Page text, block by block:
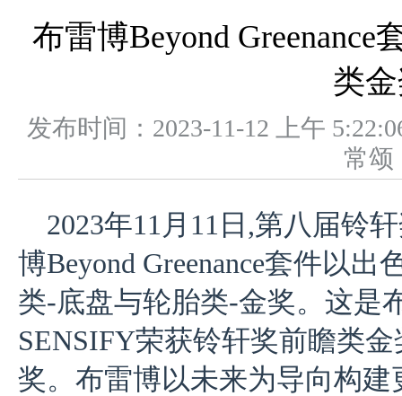
布雷博Beyond
类
发布时间：2023-11-12 上午
常
2023年11月11日,第八届铃
博Beyond Greenance套件以
类-底盘与轮胎类-金奖。这是
SENSIFY荣获铃轩奖前瞻类
奖。布雷博以未来为导向构